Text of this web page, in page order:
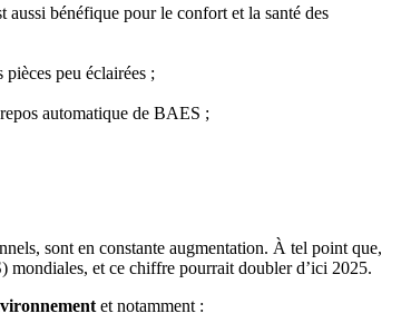
aussi bénéfique pour le confort et la santé des
peu éclairées ;
automatique de BAES ;
sont en constante augmentation. À tel point que,
mondiales, et ce chiffre pourrait doubler d’ici 2025.
et notamment :